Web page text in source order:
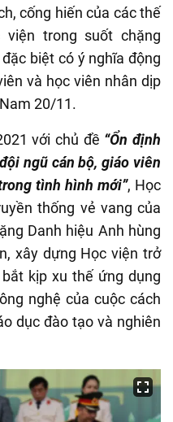
cống hiến của các thế
trong suốt chặng
biệt có ý nghĩa động
và học viên nhân dịp
20/11.
với chủ đề “Ổn định
ngũ cán bộ, giáo viên
tình hình mới”, Học
thống vẻ vang của
Danh hiệu Anh hùng
xây dựng Học viện trở
kịp xu thế ứng dụng
nghệ của cuộc cách
dục đào tạo và nghiên